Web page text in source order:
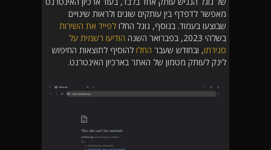
מאפשר לדפדף בין עותקים שונים ולראות שינויים
שבוצעו בעמוד. בנוסף, גוגל החלו לפייד את השירות
בשלהי 2023, בפברואר השנה
הודיעו רשמית על
סגירתו, ובחודש שעבר החלו להוסיף לתוצאות החיפוש
לינק לעותק מטמון של האתר בארכיון האינטרנט.